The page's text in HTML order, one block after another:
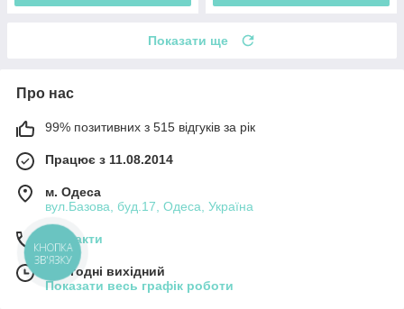
Показати ще
Про нас
99% позитивних з 515 відгуків за рік
Працює з 11.08.2014
м. Одеса
вул.Базова, буд.17, Одеса, Україна
Контакти
Сьогодні вихідний
Показати весь графік роботи
КНОПКА
ЗВ'ЯЗКУ